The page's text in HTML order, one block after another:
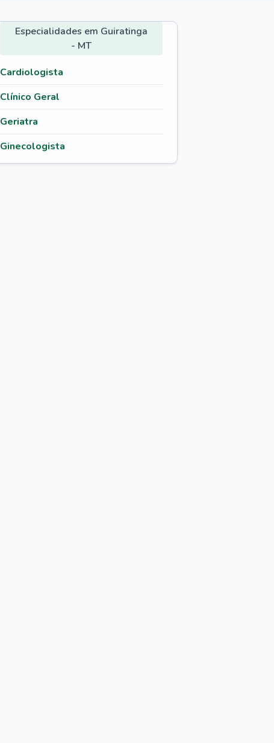
Especialidades em Guiratinga
- MT
Cardiologista
Clínico Geral
Geriatra
Ginecologista